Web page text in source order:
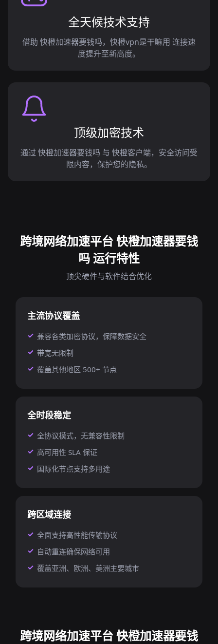
全天候技术支持
借助 快橙加速器要钱吗，快橙vpn是干嘛用 连接速
度提升至新高度。
顶级加密技术
通过 快橙加速器要钱吗 与 快橙客户端，安全访问受
限内容，保护您的隐私。
跨境网络加速平台 快橙加速器要钱
吗 运行特性
顶尖硬件与软件结合优化
主流协议覆盖
兼容各类加密协议，保障数据安全
带宽无限制
覆盖其他地区 500+ 节点
全时段稳定
全协议模式，无兼容性限制
高可用性 SLA 保证
国际化节点支持多用途
跨区域连接
全面支持高性能传输协议
自动重连确保网络可用
覆盖亚洲、欧洲、美洲主要城市
跨境网络加速平台 快橙加速器要钱